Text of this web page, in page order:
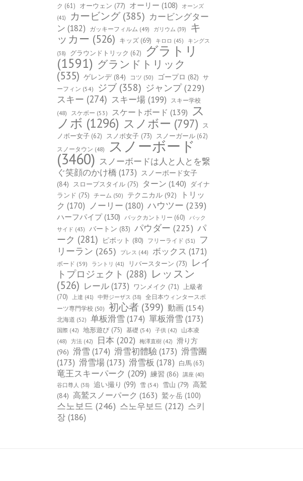
ク (61) オーウェン (77) オーリー (108)
オーンズ
(41)
カービング (385) カービングター
ン (182) ガッキーフィルム (49) ガリウム (39)
キ
ッカー (526) キッズ (69) キロロ (45)
キングス
(38)
グラウンドトリック (62) グラトリ
(1591) グランドトリック
(535) ゲレンデ(84) コツ (50) ゴープロ (82)
サ
ーフィン (54) ジブ (358) ジャンプ(229)
スキー (274) スキー場 (199)
スキー学校
(48)
スケボー (53) スケートボード (139) ス
ノボ (1296) スノボー (797)
ス
ノボー女子 (62) スノボ女子 (73) スノーガール (62)
スノータウン (48) スノーボード
(3460) スノーボードは人と人とを繋
ぐ笑顔のかけ橋 (173) スノーボード女子
(84) スロープスタイル (75) ターン (140) ダイナ
ランド (75) チーム (50) テクニカル (92)
トリッ
ク (170) ノーリー (180) ハウツー (239)
ハーフパイプ(130) バックカントリー (60)
バック
サイド (43) バートン (83) パウダー (225) パ
ーク (281) ピボット (80) フリーライド (51)
フ
リーラン (265) プレス (44) ボックス (171)
ボード (59) ラントリ (41) リバースターン (73)
レイ
トプロジェクト (288) レッスン
(526) レール(173) ワンメイク (71) 上級者
(70)
上達 (41) 中野ジーザス (38)
全日本ウィンタースポ
ーツ専門学校 (50) 初心者 (399) 動画 (154)
北海道 (52) 单板滑雪 (174) 單板滑雪 (173)
国際 (42) 地形遊び (75) 基礎 (54) 子供 (42)
山本凌
(48)
方法 (42) 日本 (202) 梅澤直樹 (42)
滑り方
(96) 滑雪 (174) 滑雪初體驗 (173) 滑雪團
(173) 滑雪場(173) 滑雪板 (178) 白馬 (63)
竜王スキーパーク (209) 練習 (86) 講座 (40)
谷口尊人 (38) 追い撮り (99) 雪 (54) 雪山 (79) 高鷲
(84) 高鷲スノーパーク (163) 鷲ヶ岳 (100)
스노보드 (246) 스노우보드 (212) 스키
장 (186)